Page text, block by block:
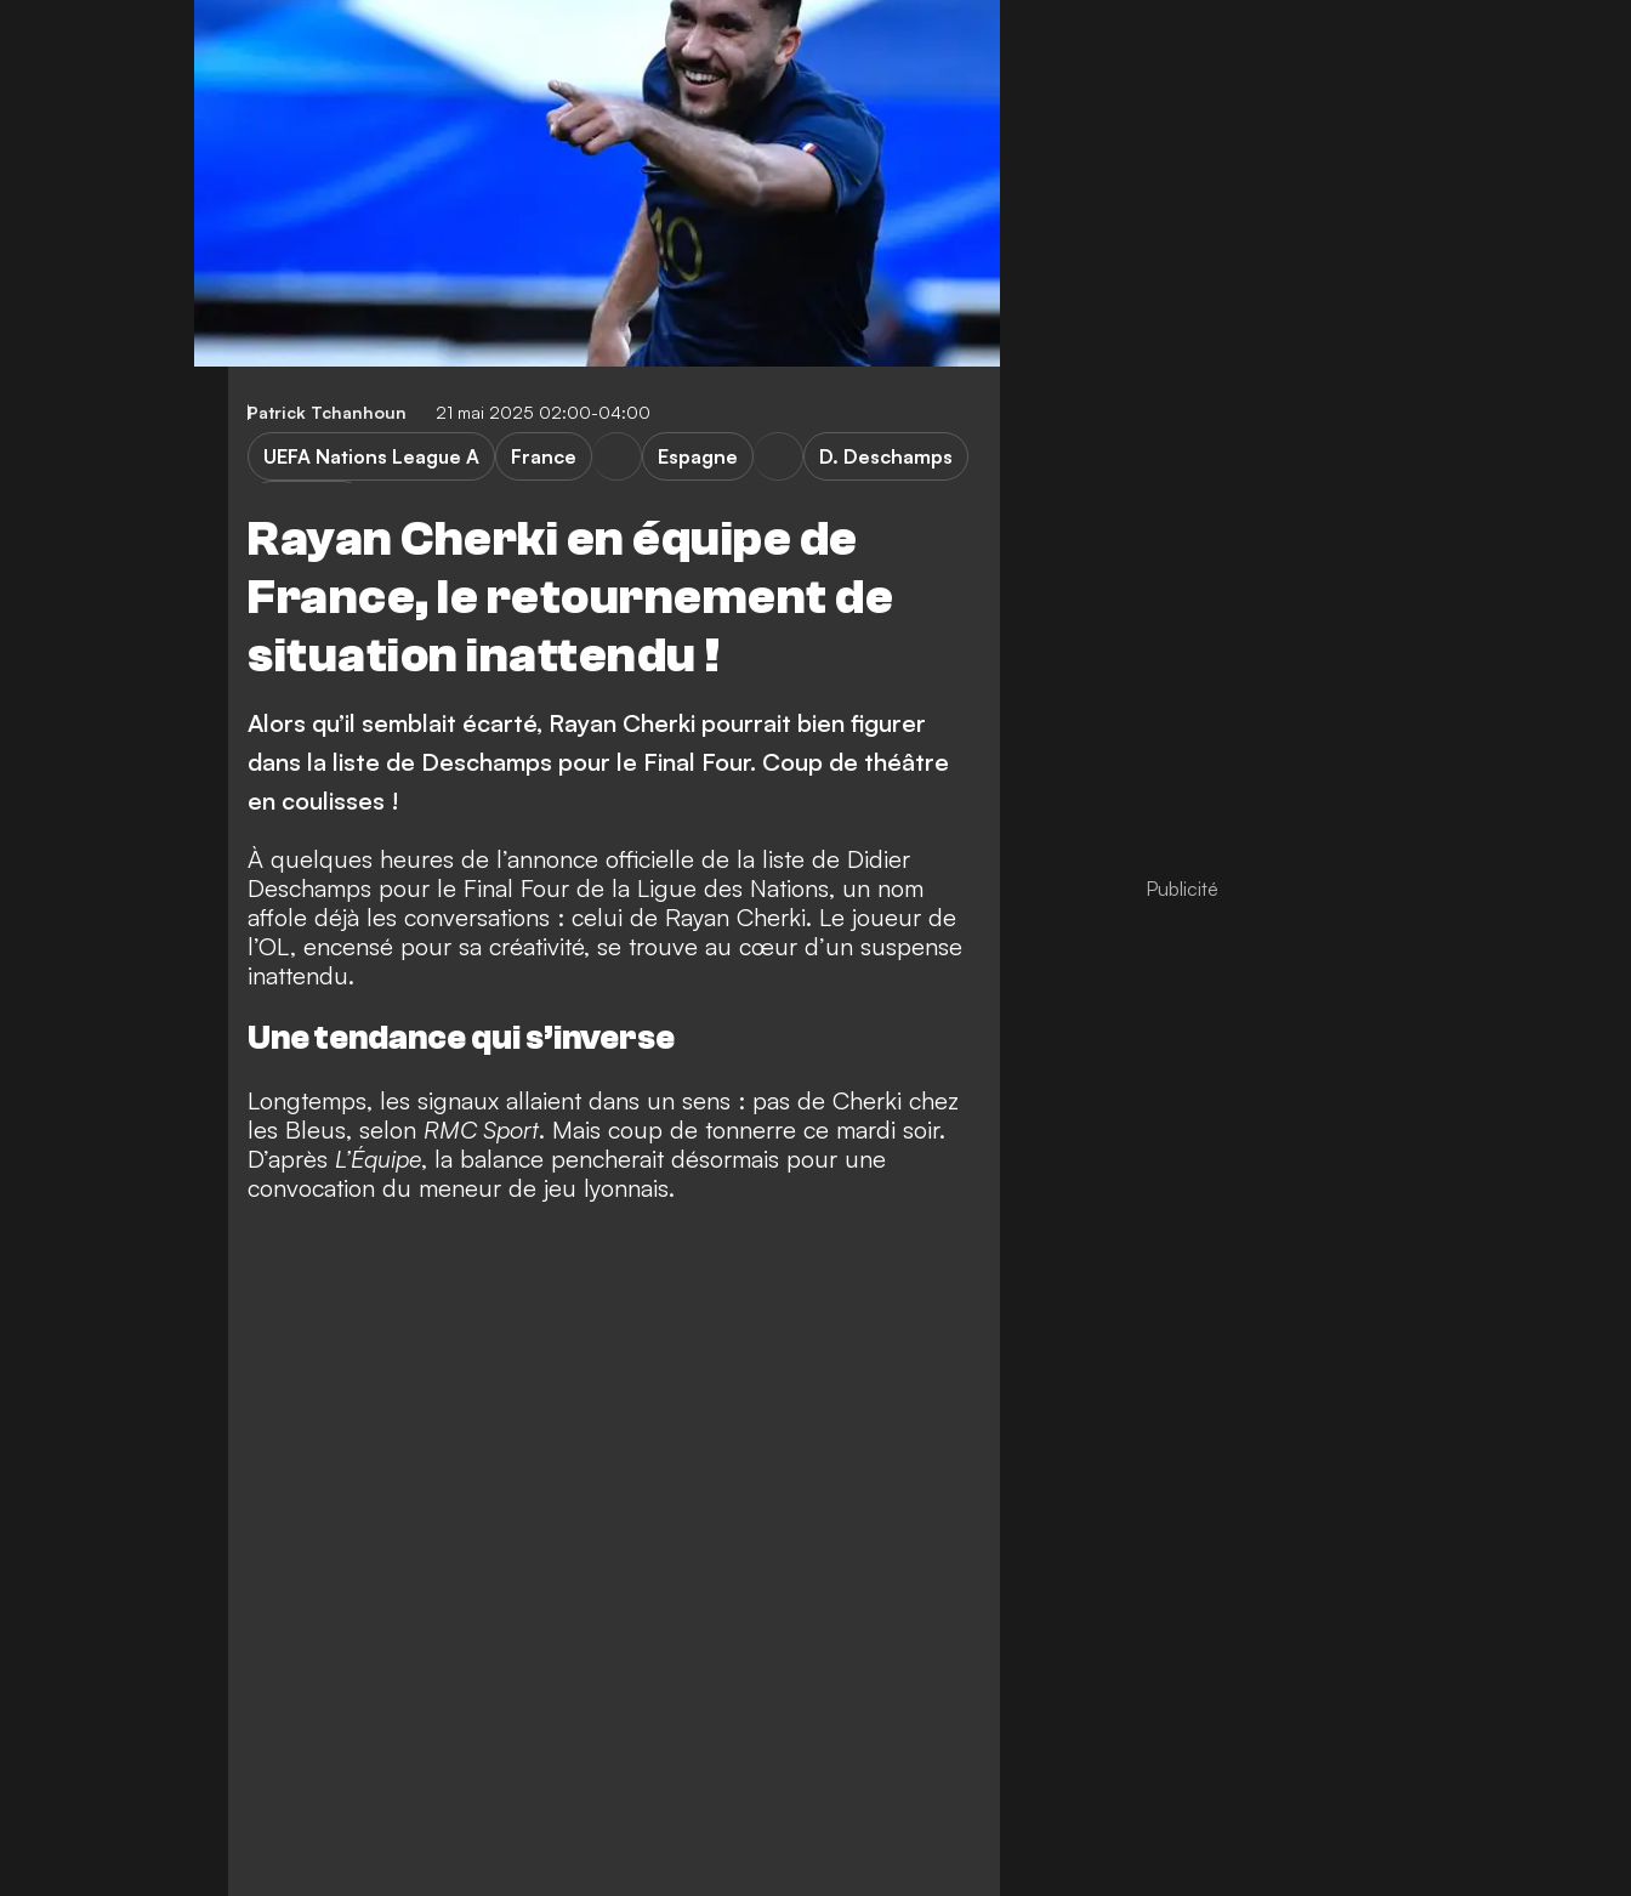
Patrick Tchanhoun 21 mai 2025 02:00-04:00
Rayan Cherki en équipe de
France, le retournement de
situation inattendu !
UEFA Nations League A France Espagne
D. Deschamps
Alors qu’il semblait écarté, Rayan Cherki pourrait bien figurer
dans la liste de Deschamps pour le Final Four. Coup de théâtre
en coulisses !
À quelques heures de l’annonce officielle de la liste de Didier
Deschamps pour le Final Four de la Ligue des Nations, un nom
affole déjà les conversations : celui de Rayan Cherki. Le joueur de
l’OL, encensé pour sa créativité, se trouve au cœur d’un suspense
inattendu.
Une tendance qui s’inverse
Longtemps, les signaux allaient dans un sens : pas de Cherki chez
les Bleus, selon RMC Sport. Mais coup de tonnerre ce mardi soir.
D’après L’Équipe, la balance pencherait désormais pour une
convocation du meneur de jeu lyonnais.